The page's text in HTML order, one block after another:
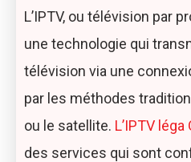
L’IPTV, ou télévision par
une technologie qui
télévision via une
par les méthodes
ou le satellite. L’IPTV
des services qui sont